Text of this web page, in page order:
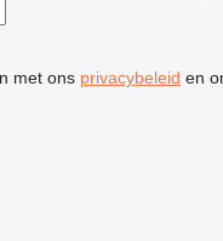
met ons privacybeleid en